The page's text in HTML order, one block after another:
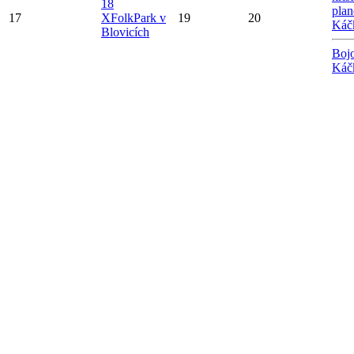
17
18
XFolkPark v
Blovicích
19 20